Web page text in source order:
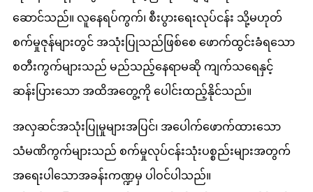
ဆောင်သည်။ လူနေရပ်ကွက်၊ စီးပွားရေးလုပ်ငန်း သို့မဟုတ်
စက်မှုဇုန်များတွင် အသုံးပြုသည်ဖြစ်စေ ဖောက်ထွင်းခံရသော
စတီးကွက်များသည် မည်သည့်နေရာမဆို ကျက်သရေနှင့်
ဆန်းပြားသော အထိအတွေ့ကို ပေါင်းထည့်နိုင်သည်။
အလှဆင်အသုံးပြုမှုများအပြင်၊ အပေါက်ဖောက်ထားသော
သံမဏိကွက်များသည် စက်မှုလုပ်ငန်းသုံးပစ္စည်းများအတွက်
အရေးပါသောအခန်းကဏ္ဍမှ ပါဝင်ပါသည်။